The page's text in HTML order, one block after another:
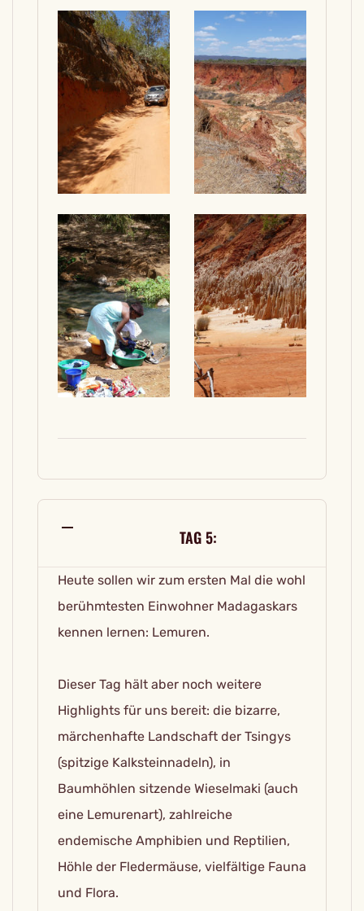
TAG 5:
Heute sollen wir zum ersten Mal die wohl
berühmtesten Einwohner Madagaskars
kennen lernen: Lemuren.
Dieser Tag hält aber noch weitere
Highlights für uns bereit: die bizarre,
märchenhafte Landschaft der Tsingys
(spitzige Kalksteinnadeln), in
Baumhöhlen sitzende Wieselmaki (auch
eine Lemurenart), zahlreiche
endemische Amphibien und Reptilien,
Höhle der Fledermäuse, vielfältige Fauna
und Flora.